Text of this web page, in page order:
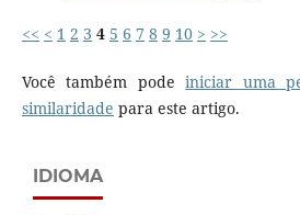
<< < 1 2 3 4 5 6 7 8 9 10 > >>
Você também podeiniciar uma
similaridade para este artigo.
IDIOMA